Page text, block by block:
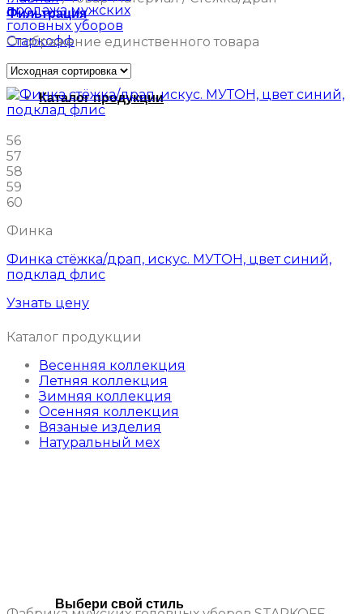
Каталог продукции
Выбери свой стиль
Фильтрация
Отображение единственного товара
56
57
58
59
60
Финка
Финка стёжка/драп, искус. МУТОН, цвет синий,
подклад флис
Узнать цену
Каталог продукции
Весенняя коллекция
Летняя коллекция
Зимняя коллекция
Осенняя коллекция
Вязаные изделия
Натуральный мех